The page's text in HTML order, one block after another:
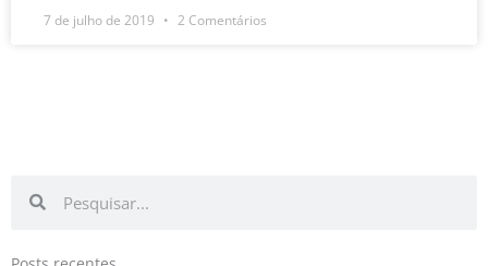
7 de julho de 2019 2 Comentários